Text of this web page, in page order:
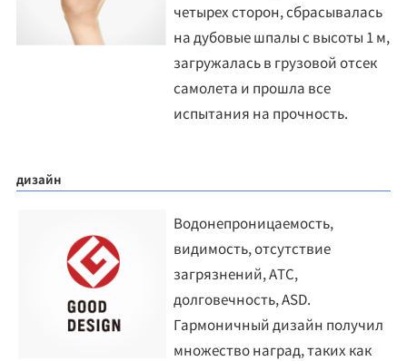
четырех сторон, сбрасывалась
на дубовые шпалы с высоты 1 м,
загружалась в грузовой отсек
самолета и прошла все
испытания на прочность.
дизайн
Водонепроницаемость,
видимость, отсутствие
загрязнений, ATC,
долговечность, ASD.
Гармоничный дизайн получил
множество наград, таких как